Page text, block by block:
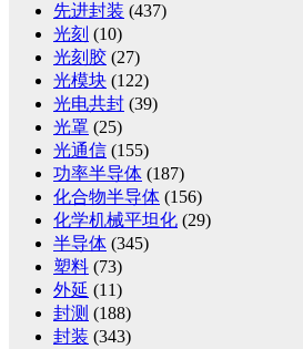
先进封装 (437)
光刻 (10)
光刻胶 (27)
光模块 (122)
光电共封 (39)
光罩 (25)
光通信 (155)
功率半导体 (187)
化合物半导体 (156)
化学机械平坦化 (29)
半导体 (345)
塑料 (73)
外延 (11)
封测 (188)
封装 (343)